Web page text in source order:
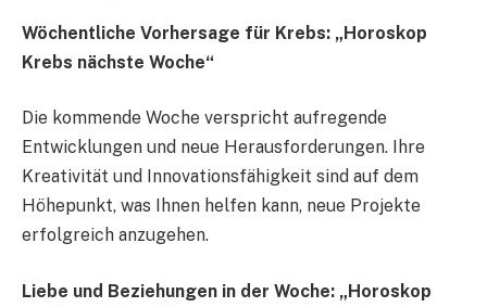
Wöchentliche Vorhersage für Krebs: „Horoskop
Krebs nächste Woche“
Die kommende Woche verspricht aufregende
Entwicklungen und neue Herausforderungen. Ihre
Kreativität und Innovationsfähigkeit sind auf dem
Höhepunkt, was Ihnen helfen kann, neue Projekte
erfolgreich anzugehen.
Liebe und Beziehungen in der Woche: „Horoskop